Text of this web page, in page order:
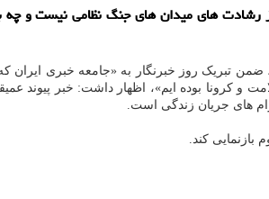
رشادت های میدان های جنگ نظامی نیست و
تبریک روز خبرنگار به «جامعه خبری ایران که
کرونا بوده ایم»، اظهار داشت: خبر پیوند
های جریان زندگی است.
کند.